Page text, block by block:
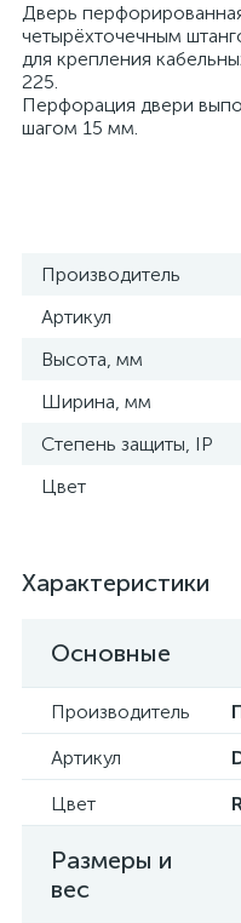
Дверь
четырёхточечным
для крепления
225.
Перфорация двери
шагом 15 мм.
Производитель
Артикул
Высота, мм
Ширина, мм
Степень защиты, IP
Цвет
Характеристики
Основные
Производитель
Артикул
Цвет
Размеры и
вес